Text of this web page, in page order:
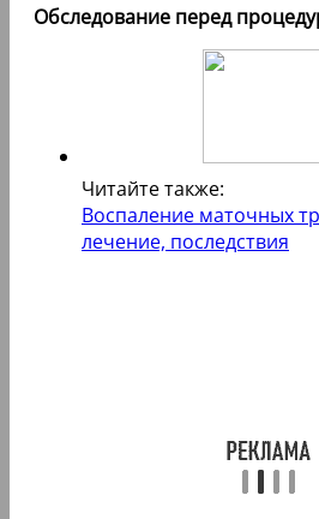
Обследование перед
Читайте также:
Воспаление маточных
лечение, последствия